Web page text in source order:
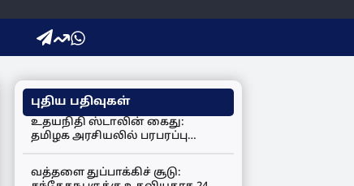
புதிய பதிவுகள்
உதயநிதி ஸ்டாலின் கைது:
தமிழக அரசியலில் பரபரப்பு…
வத்தளை துப்பாக்கிச் சூடு: